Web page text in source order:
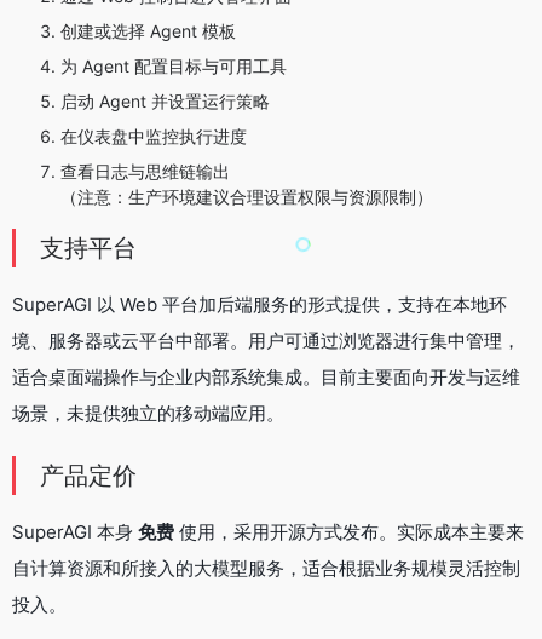
创建或选择 Agent 模板
为 Agent 配置目标与可用工具
启动 Agent 并设置运行策略
在仪表盘中监控执行进度
查看日志与思维链输出
（注意：生产环境建议合理设置权限与资源限制）
支持平台
SuperAGI 以 Web 平台加后端服务的形式提供，支持在本地环
境、服务器或云平台中部署。用户可通过浏览器进行集中管理，
适合桌面端操作与企业内部系统集成。目前主要面向开发与运维
场景，未提供独立的移动端应用。
产品定价
SuperAGI 本身 免费 使用，采用开源方式发布。实际成本主要来
自计算资源和所接入的大模型服务，适合根据业务规模灵活控制
投入。